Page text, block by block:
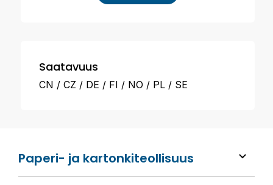
Paperi- ja kartonkiteollisuus
Saatavuus
CN CZ DE FI NO PL SE